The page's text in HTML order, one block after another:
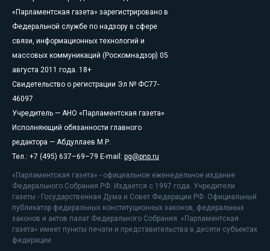
«Парламентская газета» зарегистрировано в
Федеральной службе по надзору в сфере
связи, информационных технологий и
массовых коммуникаций (Роскомнадзор) 05
августа 2011 года. 18+
Свидетельство о регистрации Эл № ФС77-
46097
Учредитель — АНО «Парламентская газета»
Исполняющий обязанности главного
редактора — Абдуллаев М.Р.
Тел.: +7 (495) 637–69–79 E-mail: pg@pnp.ru
«Парламентская газета» - официальное еженедельное издание
Федерального Собрания РФ. Издается с 1997 года. Учредители
газеты - Государственная Дума и Совет Федерации РФ. Официальный
публикатор федеральных конституционных законов, федеральных
законов и актов палат Федерального Собрания. «Парламентская
газета» имеет пункты печати и представительства в десяти субъектах
федерации.